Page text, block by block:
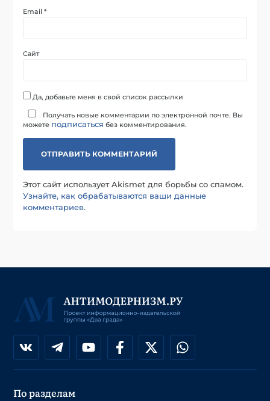
Email*
Сайт
Да, добавьте меня в свой список рассылки
Получать новые комментарии по электронной почте. Вы
можете подписаться без комментирования.
Этот сайт использует Akismet для борьбы со спамом.
Узнайте, как обрабатываются ваши данные
комментариев.
По разделам